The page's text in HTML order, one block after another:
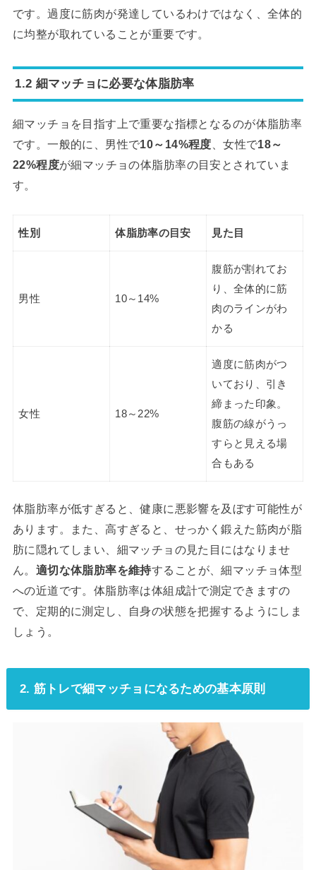
です。過度に筋肉が発達しているわけではなく、全体的
に均整が取れていることが重要です。
1.2 細マッチョに必要な体脂肪率
細マッチョを目指す上で重要な指標となるのが体脂肪率
です。一般的に、男性で10～14%程度 、女性で18～
22%程度が細マッチョの体脂肪率の目安とされていま
す。
性別 体脂肪率の目安 見た目
男性 10～14%
腹筋が割れてお
り、全体的に筋
肉のラインがわ
かる
女性 18～22%
適度に筋肉がつ
いており、引き
締まった印象。
腹筋の線がうっ
すらと見える場
合もある
体脂肪率が低すぎると、健康に悪影響を及ぼす可能性が
あります。また、高すぎると、せっかく鍛えた筋肉が脂
肪に隠れてしまい、細マッチョの見た目にはなりませ
ん。 適切な体脂肪率を維持することが、細マッチョ体型
への近道です。体脂肪率は体組成計で測定できますの
で、定期的に測定し、自身の状態を把握するようにしま
しょう。
2. 筋トレで細マッチョになるための基本原則